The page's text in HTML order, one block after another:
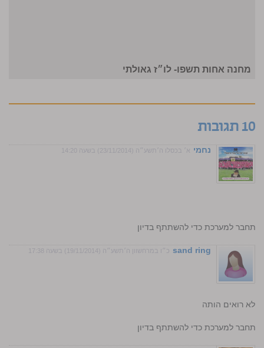
מחנה אחות תשפו- לו״ז גאולתי
10 תגובות
נחמי א׳ בכסלו ה׳תשע״ה (23/11/2014) בשעה 14:20
התחבר למערכת כדי להשתתף בדיון
sand ring כ״ו במרחשוון ה׳תשע״ה (19/11/2014) בשעה 17:38
ולא רואים הותה
התחבר למערכת כדי להשתתף בדיון